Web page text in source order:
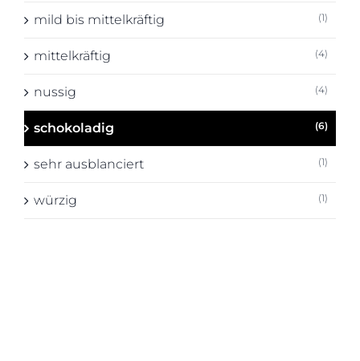
mild bis mittelkräftig (1)
mittelkräftig (4)
nussig (4)
schokoladig (6)
sehr ausblanciert (1)
würzig (1)